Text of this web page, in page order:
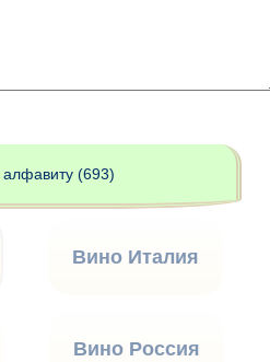
(693)
Вино Италия
Вино Россия